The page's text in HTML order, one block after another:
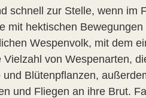
schnell zur Stelle, wenn im
mit hektischen
Wespenvolk, mit dem
Vielzahl von Wespenarten,
und Blütenpflanzen,
und Fliegen an ihre Brut.